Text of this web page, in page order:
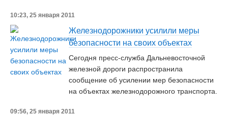
10:23, 25 января 2011
Железнодорожники усилили меры
безопасности на своих объектах
Сегодня пресс-служба Дальневосточной
железной дороги распространила
сообщение об усилении мер безопасности
на объектах железнодорожного транспорта.
09:56, 25 января 2011